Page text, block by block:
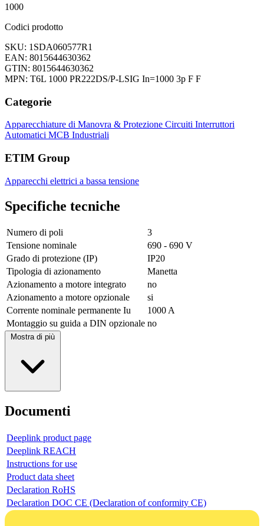
1000
Codici prodotto
SKU: 1SDA060577R1
EAN: 8015644630362
GTIN: 8015644630362
MPN: T6L 1000 PR222DS/P-LSIG In=1000 3p F F
Categorie
Apparecchiature di Manovra & Protezione Circuiti Interruttori
Automatici MCB Industriali
ETIM Group
Apparecchi elettrici a bassa tensione
Specifiche tecniche
Numero di poli
3
Tensione nominale
690 - 690 V
Grado di protezione (IP)
IP20
Tipologia di azionamento
Manetta
Azionamento a motore integrato
no
Azionamento a motore opzionale
si
Corrente nominale permanente Iu
1000 A
Montaggio su guida a DIN opzionale no
Mostra di più
Documenti
Deeplink product page
Deeplink REACH
Instructions for use
Product data sheet
Declaration RoHS
Declaration DOC CE (Declaration of conformity CE)